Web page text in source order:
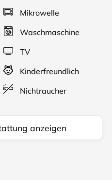
Mikrowelle
Waschmaschine
TV
Kinderfreundlich
Nichtraucher
anzeigen